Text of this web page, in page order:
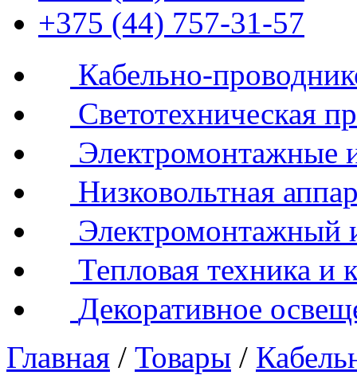
+375 (44) 757-31-57
Кабельно-
Светотехническая
Электромонтажные
Низковольтная
Электромонтажный
Тепловая техника и
Декоративное
Главная / Товары /